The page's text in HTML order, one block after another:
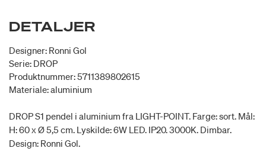
DETALJER
Designer: Ronni Gol
Serie: DROP
Produktnummer: 5711389802615
Materiale: aluminium
DROP S1 pendel i aluminium fra LIGHT-POINT. Farge: sort. Mål:
H: 60 x Ø 5,5 cm. Lyskilde: 6W LED. IP20. 3000K. Dimbar.
Design: Ronni Gol.